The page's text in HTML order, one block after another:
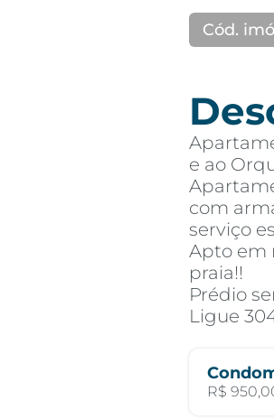
Cód.
e ao
com
serviço
Apto em
praia!!
Prédio
Ligue
R$